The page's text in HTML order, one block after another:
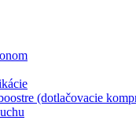
(dotlačovacie